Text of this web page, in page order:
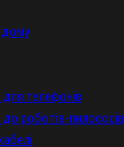
телефонів
роботів-пилососів